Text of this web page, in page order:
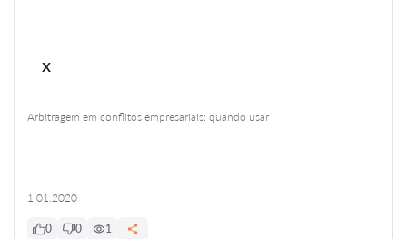
x
Arbitragem em conflitos empresariais: quando usar
1.01.2020
0 0 1